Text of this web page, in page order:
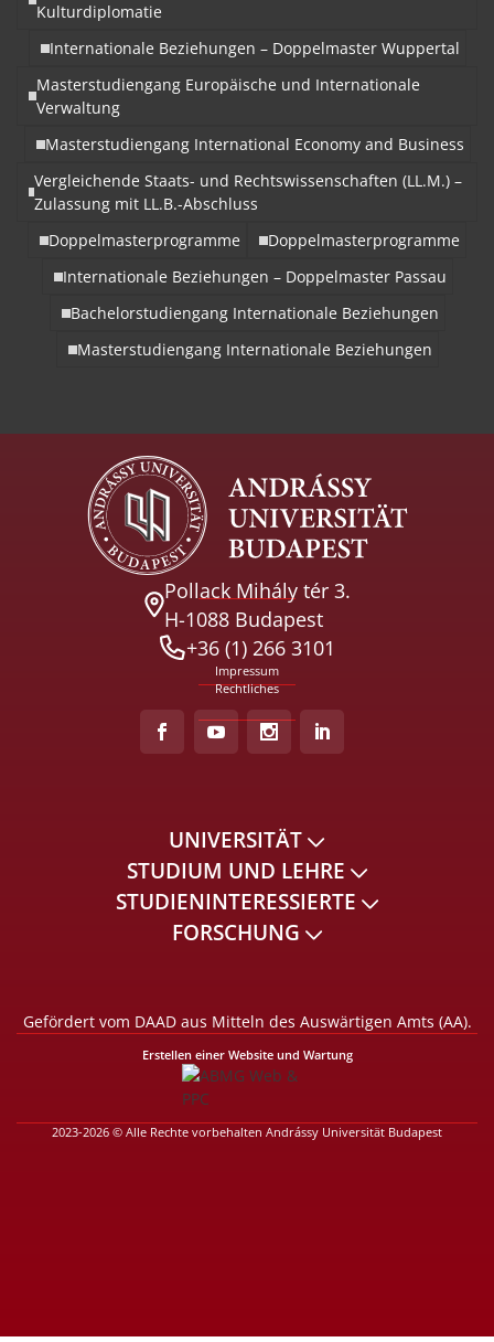
Kulturdiplomatie
Internationale Beziehungen – Doppelmaster Wuppertal
Masterstudiengang Europäische und Internationale
Verwaltung
Masterstudiengang International Economy and Business
Vergleichende Staats- und Rechtswissenschaften (LL.M.) –
Zulassung mit LL.B.-Abschluss
Doppelmasterprogramme
Doppelmasterprogramme
Internationale Beziehungen – Doppelmaster Passau
Bachelorstudiengang Internationale Beziehungen
Masterstudiengang Internationale Beziehungen
Pollack Mihály tér 3.
H-1088 Budapest
+36 (1) 266 3101
Impressum
Rechtliches
UNIVERSITÄT
STUDIUM UND LEHRE
STUDIENINTERESSIERTE
FORSCHUNG
Gefördert vom DAAD aus Mitteln des Auswärtigen Amts (AA).
2023-2026 © Alle Rechte vorbehalten Andrássy Universität Budapest
Erstellen einer Website und Wartung